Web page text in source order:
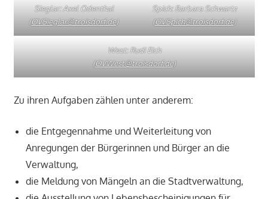
Sieglar: Axel Odenthal
(OVSieglar@troisdorf.de)
Spich: Barbara Schwartz
(OVSpich@troisdorf.de)
West: Rudi Eich
(OVWest@troisdorf.de)
Zu ihren Aufgaben zählen unter anderem:
die Entgegennahme und Weiterleitung von
Anregungen der Bürgerinnen und Bürger an die
Verwaltung,
die Meldung von Mängeln an die Stadtverwaltung,